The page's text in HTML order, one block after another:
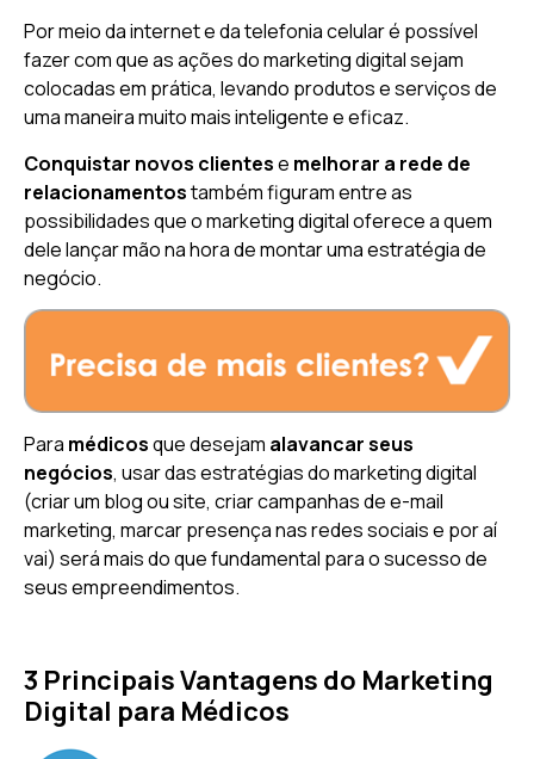
Por meio da internet e da telefonia celular é possível
fazer com que as ações do marketing digital sejam
colocadas em prática, levando produtos e serviços de
uma maneira muito mais inteligente e eficaz.
Conquistar novos clientese melhorar a rede de
relacionamentostambém figuram entre as
possibilidades que o marketing digital oferece a quem
dele lançar mão na hora de montar uma estratégia de
negócio.
Para médicosque desejam alavancar seus
negócios, usar das estratégias do marketing digital
(criar um blog ou site, criar campanhas de e-mail
marketing, marcar presença nas redes sociais e por aí
vai) será mais do que fundamental para o sucesso de
seus empreendimentos.
3 Principais Vantagens do Marketing
Digital para Médicos